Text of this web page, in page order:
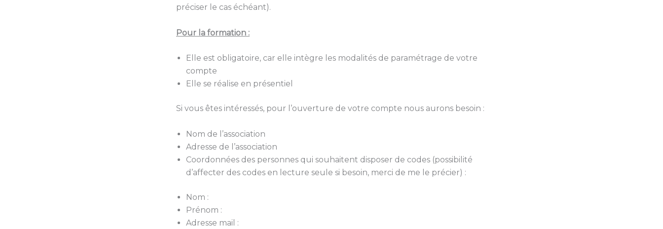
préciser le cas échéant).
Pour la formation :
Elle est obligatoire, car elle intègre les modalités de paramétrage de votre
compte
Elle se réalise en présentiel
Si vous êtes intéressés, pour l’ouverture de votre compte nous aurons besoin :
Nom de l’association
Adresse de l’association
Coordonnées des personnes qui souhaitent disposer de codes (possibilité
d’affecter des codes en lecture seule si besoin, merci de me le précier) :
Nom :
Prénom :
Adresse mail :